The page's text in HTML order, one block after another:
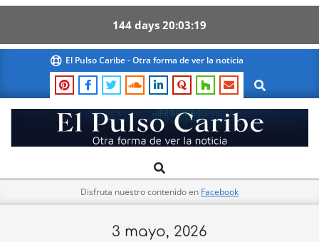
144 days 20 03 18
content
El Pulso Caribe - Otra forma de ver la noticia
Search
El
Pulso
Navigation
Search
Disfruta nuestro contenido en Facebook
3 mayo, 2026